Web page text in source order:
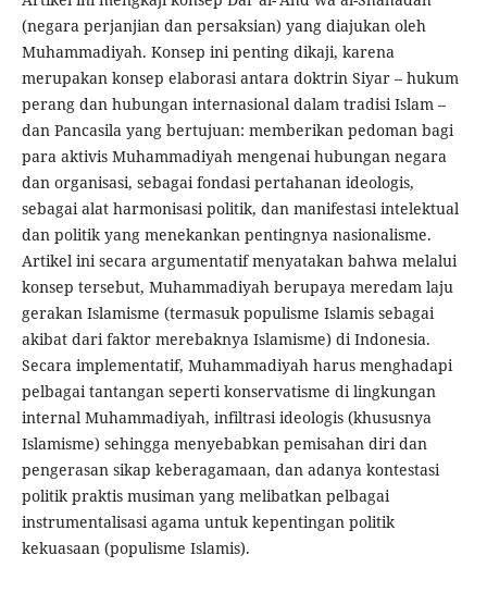
(negara perjanjian dan persaksian) yang diajukan oleh
Muhammadiyah. Konsep ini penting dikaji, karena
merupakan konsep elaborasi antara doktrin Siyar – hukum
perang dan hubungan internasional dalam tradisi Islam –
dan Pancasila yang bertujuan: memberikan pedoman bagi
para aktivis Muhammadiyah mengenai hubungan negara
dan organisasi, sebagai fondasi pertahanan ideologis,
sebagai alat harmonisasi politik, dan manifestasi intelektual
dan politik yang menekankan pentingnya nasionalisme.
Artikel ini secara argumentatif menyatakan bahwa melalui
konsep tersebut, Muhammadiyah berupaya meredam laju
gerakan Islamisme (termasuk populisme Islamis sebagai
akibat dari faktor merebaknya Islamisme) di Indonesia.
Secara implementatif, Muhammadiyah harus menghadapi
pelbagai tantangan seperti konservatisme di lingkungan
internal Muhammadiyah, infiltrasi ideologis (khususnya
Islamisme) sehingga menyebabkan pemisahan diri dan
pengerasan sikap keberagamaan, dan adanya kontestasi
politik praktis musiman yang melibatkan pelbagai
instrumentalisasi agama untuk kepentingan politik
kekuasaan (populisme Islamis).